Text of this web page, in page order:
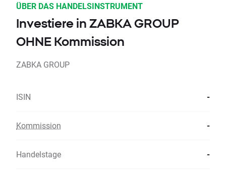
ÜBER DAS HANDELSINSTRUMENT
Investiere in ZABKA GROUP
OHNE Kommission
ZABKA GROUP
ISIN -
Kommission -
Handelstage -